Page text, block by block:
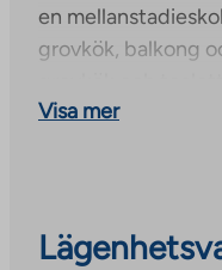
en
grovkök, balkong
lägenhet har ett
Visa mer